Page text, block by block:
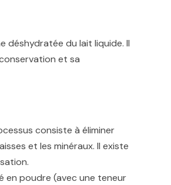
déshydratée du lait liquide. Il
et sa
consiste à éliminer
et les minéraux. Il existe
en poudre (avec une teneur